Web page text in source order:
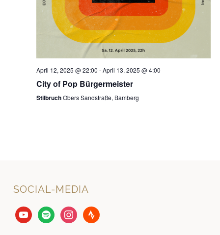
April 12, 2025 @ 22:00 -April 13, 2025 @ 4:00
City of Pop Bürgermeister
StilbruchObers Sandstraße, Bamberg
SOCIAL-MEDIA
youtubespotify instagramstrava